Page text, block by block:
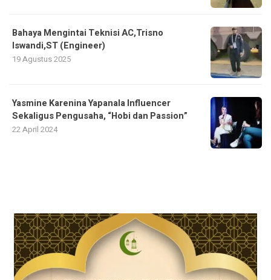
Bahaya Mengintai Teknisi AC,Trisno
Iswandi,ST (Engineer)
19 Agustus 2025
Yasmine Karenina Yapanala Influencer
Sekaligus Pengusaha, “Hobi dan Passion”
22 April 2024